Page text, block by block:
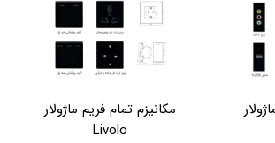
مکانیزم تمام فریم ماژولار
Livolo